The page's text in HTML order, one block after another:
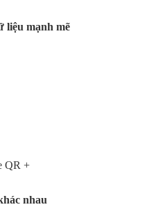
liệu mạnh mẽ
QR +
nhau